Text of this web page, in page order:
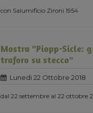
con Salumificio Zironi 1954
Mostra "Piopp-Sicle:
traforo su stecco"
Lunedi 22 Ottobre 2018
dal 22 settembre al 22 ottobre